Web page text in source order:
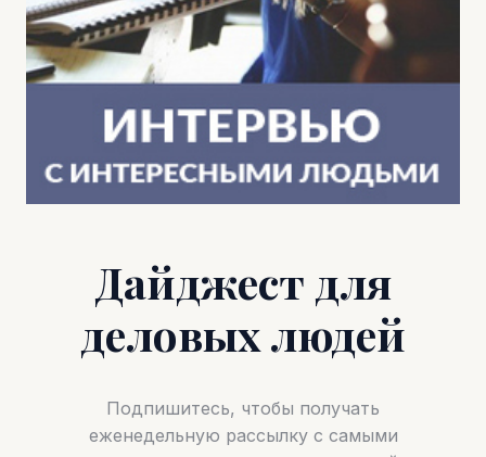
Дайджест для
деловых людей
Подпишитесь, чтобы получать
еженедельную рассылку с самыми